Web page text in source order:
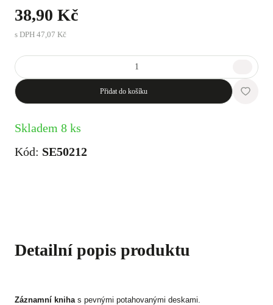
38,90 Kč
s DPH 47,07 Kč
Přidat do košíku
Skladem 8 ks
Kód: SE50212
Detailní popis produktu
Záznamní knihas pevnými potahovanými deskami.